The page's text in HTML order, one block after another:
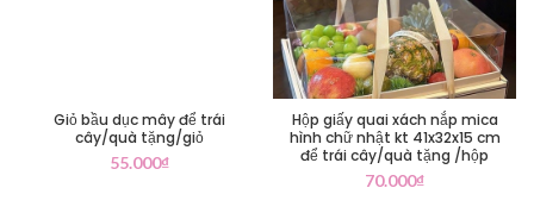
Giỏ bầu dục mây để trái
cây/quà tặng/giỏ
55.000₫
Hộp giấy quai xách nắp mica
hình chữ nhật kt 41x32x15 cm
để trái cây/quà tặng /hộp
70.000₫